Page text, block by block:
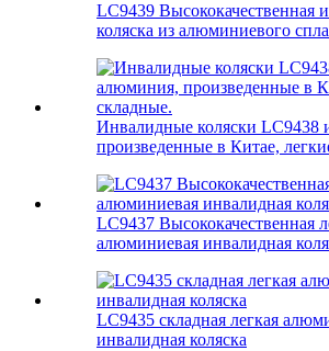
LC9439 Высококачественная
коляска из алюминиевого
Инвалидные коляски LC9438
произведенные в Китае,
LC9437 Высококачественная
алюминиевая инвалидная
LC9435 складная легкая
инвалидная коляска